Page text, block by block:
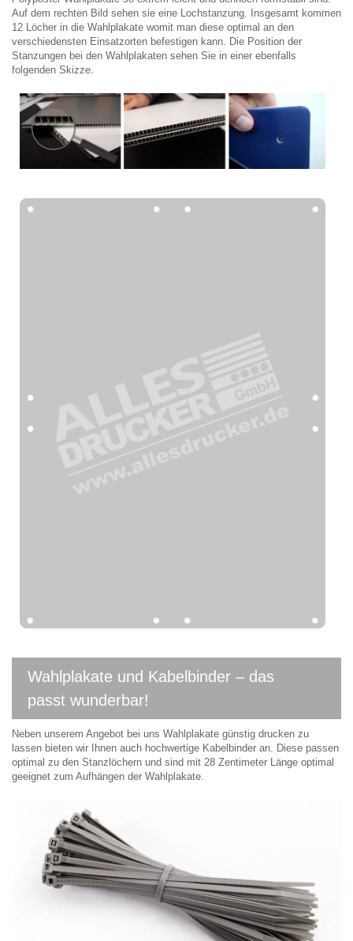
Auf dem rechten Bild sehen sie eine Lochstanzung. Insgesamt kommen
12 Löcher in die Wahlplakate womit man diese optimal an den
verschiedensten Einsatzorten befestigen kann. Die Position der
Stanzungen bei den Wahlplakaten sehen Sie in einer ebenfalls
folgenden Skizze.
Wahlplakate und Kabelbinder – das
passt wunderbar!
Neben unserem Angebot bei uns Wahlplakate günstig drucken zu
lassen bieten wir Ihnen auch hochwertige Kabelbinder an. Diese passen
optimal zu den Stanzlöchern und sind mit 28 Zentimeter Länge optimal
geeignet zum Aufhängen der Wahlplakate.